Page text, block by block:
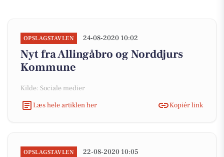
OPSLAGSTAVLEN 24-08-2020 10:02
Nyt fra Allingåbro og Norddjurs
Kommune
Kilde: Sociale medier
Læs hele artiklen her
Kopiér link
OPSLAGSTAVLEN 22-08-2020 10:05